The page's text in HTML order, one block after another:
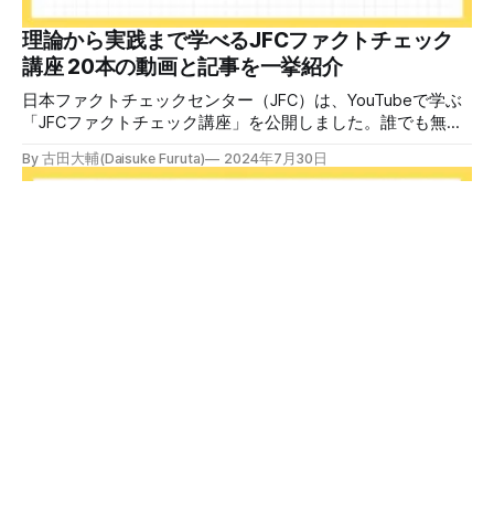
す。 受講生には教材を提供 デマや不確かな情報が蔓延する
中で、自衛策が求められています。「気をつけて」というだ
けでは、対策になりません。最初から騙されたい人はいませ
ん。誰だって気をつけているのに、誤った情
理論から実践まで学べるJFCファクトチェック
講座 20本の動画と記事を一挙紹介
日本ファクトチェックセンター（JFC）は、YouTubeで学ぶ
「JFCファクトチェック講座」を公開しました。誰でも無料
ファクトチェックやメディアリテラシーの知識を学ぶことが
By 古田大輔(Daisuke Furuta) 2024年7月30日